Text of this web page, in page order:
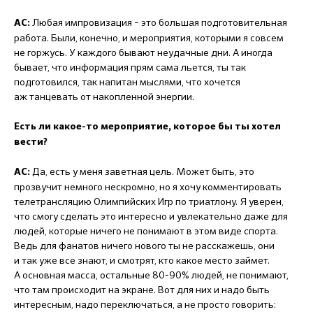
АС: Любая импровизация – это большая подготовительная
работа. Были, конечно, и мероприятия, которыми я совсем
не горжусь. У каждого бывают неудачные дни. А иногда
бывает, что информация прям сама льется, ты так
подготовился, так напитан мыслями, что хочется
аж танцевать от накопленной энергии.
Есть ли какое-то мероприятие, которое бы ты хотел
вести?
АС: Да, есть у меня заветная цель. Может быть, это
прозвучит немного нескромно, но я хочу комментировать
телетрансляцию Олимпийских Игр по триатлону. Я уверен,
что смогу сделать это интересно и увлекательно даже для
людей, которые ничего не понимают в этом виде спорта.
Ведь для фанатов ничего нового ты не расскажешь, они
и так уже все знают, и смотрят, кто какое место займет.
А основная масса, остальные 80-90% людей, не понимают,
что там происходит на экране. Вот для них и надо быть
интересным, надо переключаться, а не просто говорить: